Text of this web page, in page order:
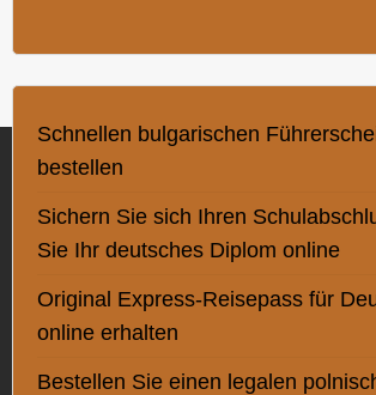
Schnellen bulgarischen
bestellen
Sichern Sie sich Ihren
Sie Ihr deutsches Diplom online
Original Express-Reisepass für
online erhalten
Bestellen Sie einen legalen
Name*
E-Mail-Addresse*